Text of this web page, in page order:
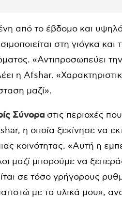
από το έβδομο και
στη γιόγκα
«Αντιπροσωπεύει
η Afshar.
μαζί».
Σύνορα στις περιοχές
η οποία ξεκίνησε να
κοινότητας. «Αυτή η
μαζί μπορούμε να
σε τόσο γρήγορους
με τα υλικά μου»,